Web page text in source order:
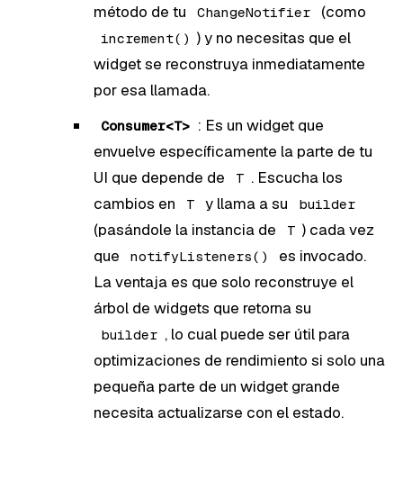
método de tu
ChangeNotifier (como
increment() ) y no necesitas que el
widget se reconstruya inmediatamente
por esa llamada.
Consumer<T> : Es un widget que
envuelve específicamente la parte de tu
UI que depende de
T . Escucha los
cambios en
T y llama a su builder
(pasándole la instancia de T ) cada vez
que
notifyListeners()
es invocado.
La ventaja es que solo reconstruye el
árbol de widgets que retorna su
builder , lo cual puede ser útil para
optimizaciones de rendimiento si solo una
pequeña parte de un widget grande
necesita actualizarse con el estado.